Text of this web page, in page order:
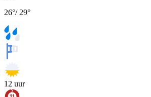
26°/ 29°
12 uur